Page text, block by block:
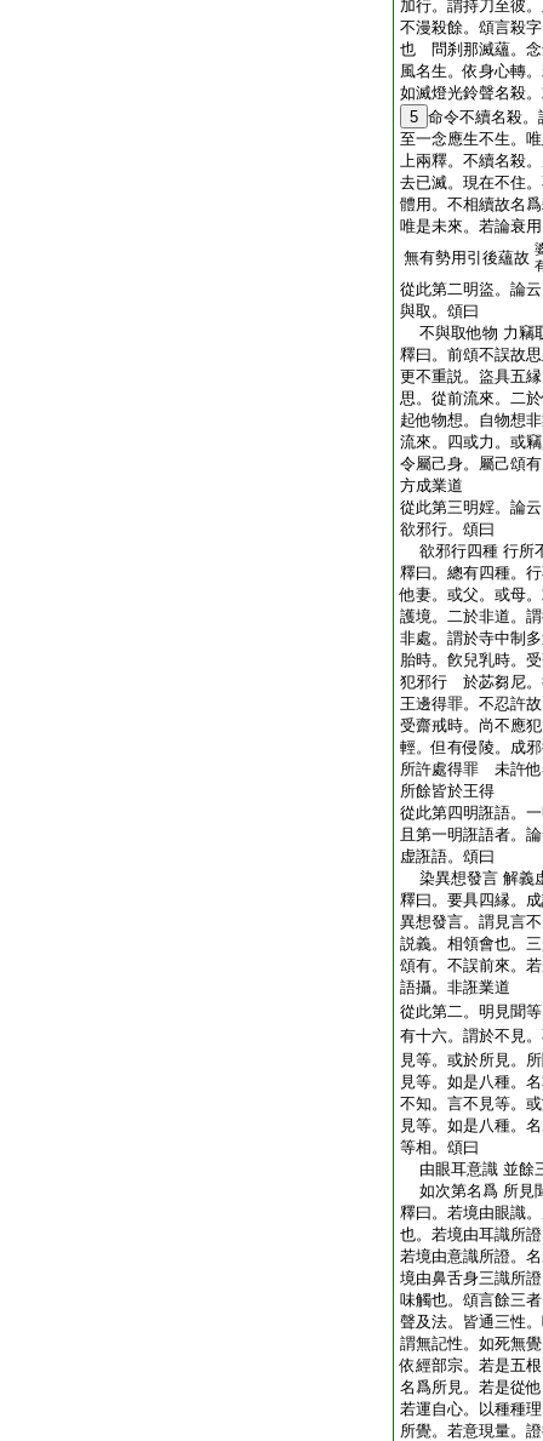
加行。謂持刀至彼
不漫殺餘。頌言殺
也 問刹那滅蘊。念
風名生。依身心轉
如滅燈光鈴聲名殺
5 命令不續名殺
至一念應生不生。
上兩釋。不續名殺
去已滅。現在不住
體用。不相續故名
唯是未來。若論衰
無有勢用引後蘊故
從此第二明盜。論
與取。頌曰
不與取他物 力竊
釋曰。前頌不誤故
更不重説。盜具五
思。從前流來。二
起他物想。自物想
流來。四或力。或
令屬己身。屬己頌
方成業道
從此第三明婬。論
欲邪行。頌曰
欲邪行四種 行所
釋曰。總有四種。
他妻。或父。或母
護境。二於非道。
非處。謂於寺中制
胎時。飮兒乳時。
犯邪行 於苾芻尼。
王邊得罪。不忍許
受齋戒時。尚不應
輕。但有侵陵。成
所許處得罪 未許他
所餘皆於王得
從此第四明誑語。
且第一明誑語者。
虚誑語。頌曰
染異想發言 解義
釋曰。要具四縁。
異想發言。謂見言
説義。相領會也。
頌有。不誤前來。
語攝。非誑業道
從此第二。明見聞
有十六。謂於不見
見等。或於所見。
見等。如是八種。
不知。言不見等。
見等。如是八種。
等相。頌曰
由眼耳意識 並餘
如次第名爲 所見
釋曰。若境由眼識
也。若境由耳識所
若境由意識所證。
境由鼻舌身三識所
味觸也。頌言餘三
聲及法。皆通三性
謂無記性。如死無
依經部宗。若是五
名爲所見。若是從
若運自心。以種種
所覺。若意現量。